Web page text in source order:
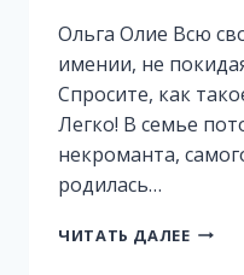
Ольга Олие Всю
имении, не
Спросите, как
Легко! В семье
некроманта,
родилась…
ЧИТАТЬ ДАЛЕЕ